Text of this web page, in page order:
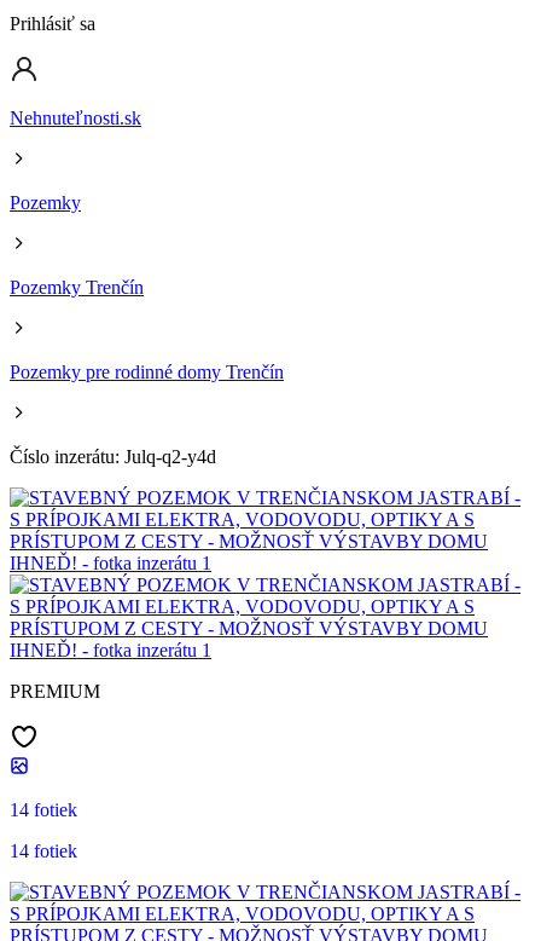
Prihlásiť sa
Nehnuteľnosti.sk
Pozemky
Pozemky Trenčín
Pozemky pre rodinné domy Trenčín
Číslo inzerátu: Julq-q2-y4d
PREMIUM
14 fotiek
14 fotiek